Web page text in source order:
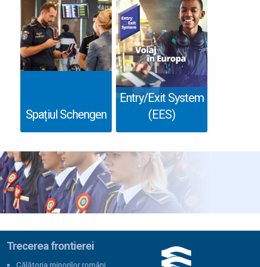
sau internațională)
Spațiul Schengen
Entry/Exit System
(EES)
Trecerea frontierei
Călătoria minorilor români